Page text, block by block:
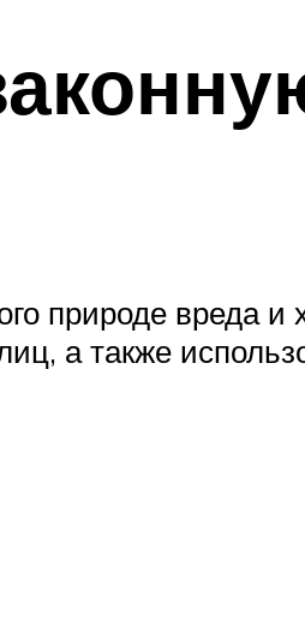
природе вреда и
а также